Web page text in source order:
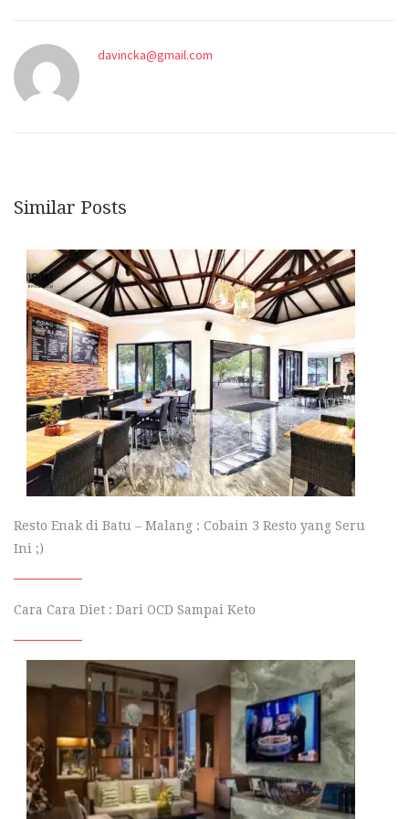
davincka@gmail.com
Similar Posts
Resto Enak di Batu – Malang : Cobain 3 Resto yang Seru
Ini ;)
Cara Cara Diet : Dari OCD Sampai Keto